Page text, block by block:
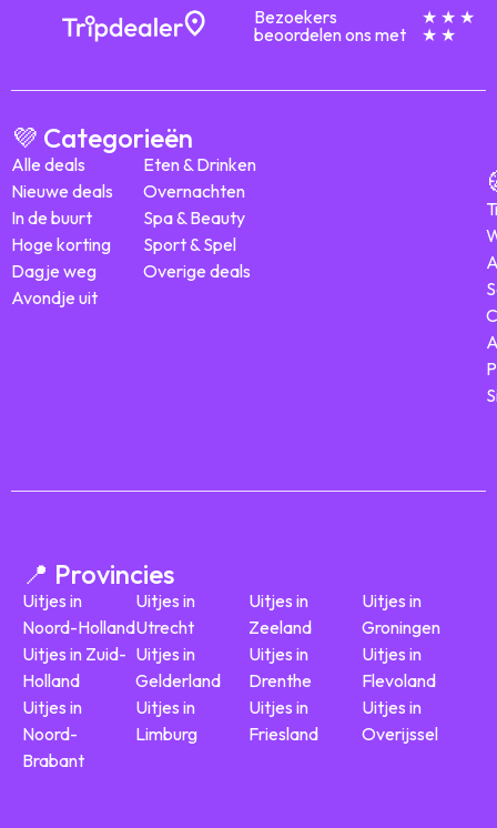
Bezoekers
beoordelen ons met
★ ★ ★
★ ★
💜 Categorieën
Alle deals
Nieuwe deals
In de buurt
Hoge korting
Dagje weg
Avondje uit
Eten & Drinken
Overnachten
Spa & Beauty
Sport & Spel
Overige deals
📍 Provincies
Uitjes in
Noord-Holland
Uitjes in Zuid-
Holland
Uitjes in
Noord-
Brabant
Uitjes in
Utrecht
Uitjes in
Gelderland
Uitjes in
Limburg
Uitjes in
Zeeland
Uitjes in
Drenthe
Uitjes in
Friesland
Uitjes in
Groningen
Uitjes in
Flevoland
Uitjes in
Overijssel